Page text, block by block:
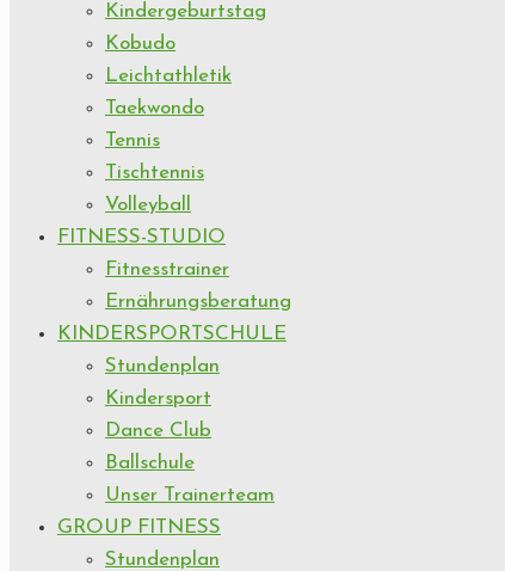
Kindergeburtstag
Kobudo
Leichtathletik
Taekwondo
Tennis
Tischtennis
Volleyball
FITNESS-STUDIO
Fitnesstrainer
Ernährungsberatung
KINDERSPORTSCHULE
Stundenplan
Kindersport
Dance Club
Ballschule
Unser Trainerteam
GROUP FITNESS
Stundenplan